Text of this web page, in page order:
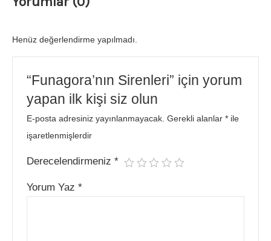
Henüz değerlendirme yapılmadı.
“Funagora’nın Sirenleri” için yorum
yapan ilk kişi siz olun
E-posta adresiniz yayınlanmayacak. Gerekli alanlar* ile
işaretlenmişlerdir
Derecelendirmeniz*
Yorum Yaz*